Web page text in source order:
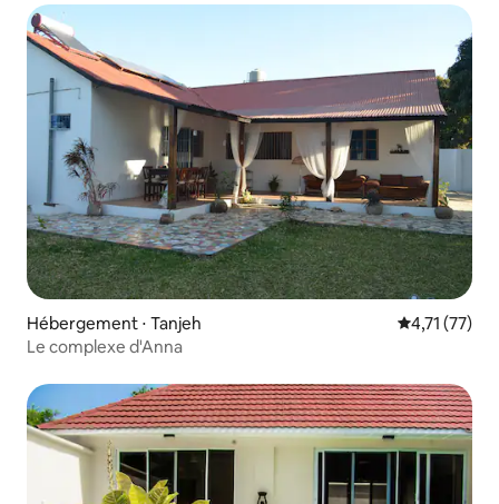
Hébergement ⋅ Tanjeh Évaluation
4,71 (77)
Le complexe d'Anna